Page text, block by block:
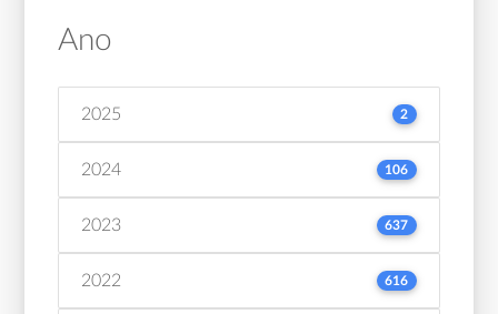
Ano
2025 2
2024 106
2023 637
2022 616